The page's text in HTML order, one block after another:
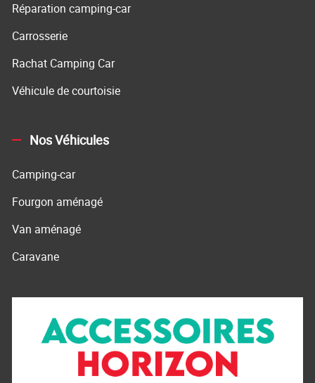
Réparation camping-car
Carrosserie
Rachat Camping Car
Véhicule de courtoisie
Nos Véhicules
Camping-car
Fourgon aménagé
Van aménagé
Caravane